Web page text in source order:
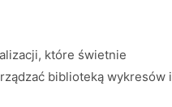
które świetnie
biblioteką wykresów i